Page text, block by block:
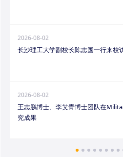
2026-08-02
长沙理工大学副校长陈志国一行来校
2026-08-02
王志鹏博士、李艾青博士团队在
究成果